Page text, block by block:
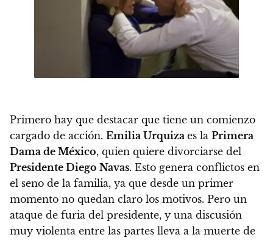
Primero hay que destacar que tiene un comienzo
cargado de acción. Emilia Urquiza es la Primera
Dama de México, quien quiere divorciarse del
Presidente Diego Navas. Esto genera conflictos en
el seno de la familia, ya que desde un primer
momento no quedan claro los motivos. Pero un
ataque de furia del presidente, y una discusión
muy violenta entre las partes lleva a la muerte de